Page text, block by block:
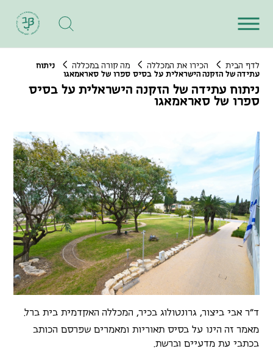
לדף הבית הכירו את המכללה מה קורה במכללה
ניתוח
עתידה של הזקנה הישראלית על בסיס ספרו של סאראמאגו
ניתוח עתידה של הזקנה הישראלית על בסיס
ספרו של סאראמאגו
ד"ר אבי ביצור, גרונטולוג בכיר, המכללה האקדמית בית ברל.
מאמר זה הינו על בסיס תאוריות ומאמרים שפרסם הכותב
בכתבי עת מדעיים וברשת.